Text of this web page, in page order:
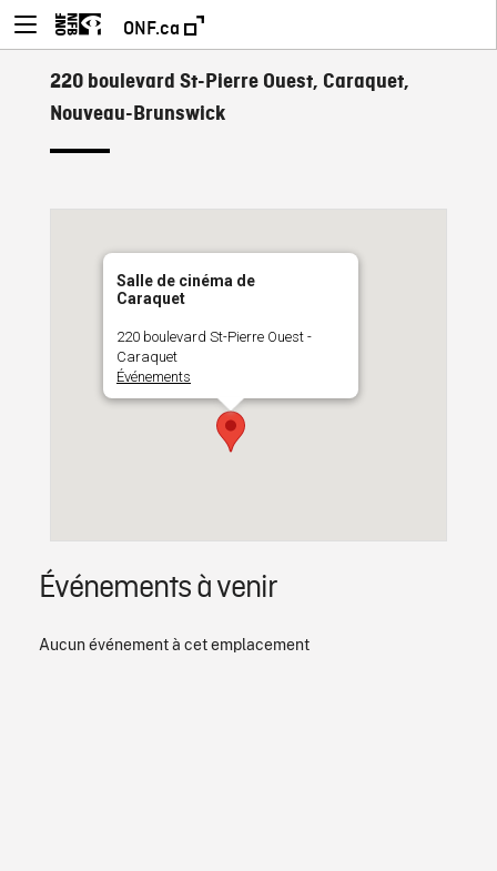
ONF.ca
220 boulevard St-Pierre Ouest, Caraquet,
Nouveau-Brunswick
Salle de cinéma de
Caraquet
220 boulevard St-Pierre Ouest -
Caraquet
Événements
Événements à venir
Aucun événement à cet emplacement